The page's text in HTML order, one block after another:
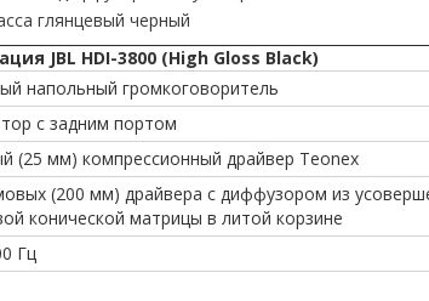
глянцевый черный
JBL HDI-3800 (High Gloss Black)
напольный громкоговоритель
с задним портом
(25 мм) компрессионный драйвер Teonex
(200 мм) драйвера с диффузором из
конической матрицы в литой корзине
Гц